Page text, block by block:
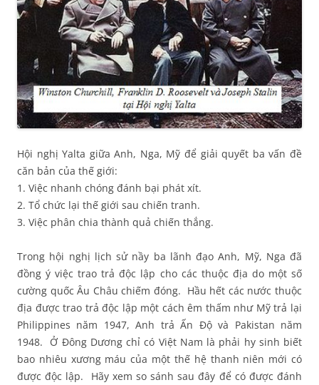
Hội nghị Yalta giữa Anh, Nga, Mỹ để giải quyết ba vấn đề
căn bản của thế giới:
1. Việc nhanh chóng đánh bại phát xít.
2. Tổ chức lại thế giới sau chiến tranh.
3. Việc phân chia thành quả chiến thắng.
Trong hội nghị lịch sử nầy ba lãnh đạo Anh, Mỹ, Nga đã
đồng ý việc trao trả độc lập cho các thuộc địa do một số
cường quốc Âu Châu chiếm đóng. Hầu hết các nước thuộc
địa được trao trả độc lập một cách êm thấm như Mỹ trả lại
Philippines năm 1947, Anh trả Ấn Độ và Pakistan năm
1948. Ở Đông Dương chỉ có Việt Nam là phải hy sinh biết
bao nhiêu xương máu của một thế hệ thanh niên mới có
được độc lập. Hãy xem so sánh sau đây để có được đánh